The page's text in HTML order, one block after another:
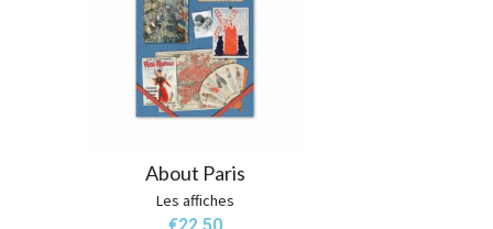
About Paris
Les affiches